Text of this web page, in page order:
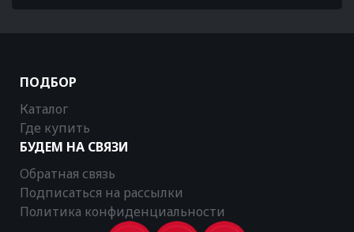
ПОДБОР
Каталог
Где купить
БУДЕМ НА СВЯЗИ
Обратная связь
Подписаться на рассылки
Политика конфиденциальности